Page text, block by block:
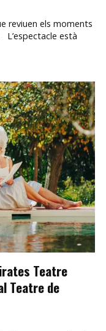
reviuen els moments
està
Teatre
Teatre de